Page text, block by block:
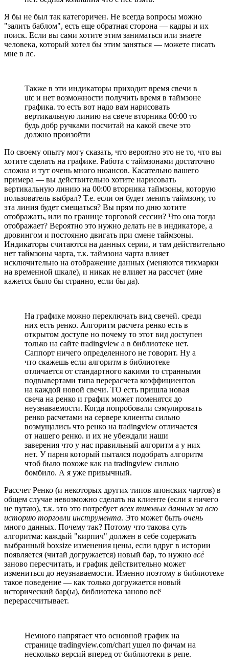
Я бы не был так категоричен. Не всегда вопросы можно
"залить баблом", есть еще обратная сторона — кадры и их
поиск. Если вы сами хотите этим заниматься или знаете
человека, который хотел бы этим заняться — можете писать
мне в лс.
Также в эти индикаторы приходит время свечи в
utc и нет возможности получить время в таймзоне
графика. то есть вот надо вам нарисовать
вертикальную линию на свече вторника 00:00 то
будь добр ручками посчитай на какой свече это
должно произойти
По своему опыту могу сказать, что вероятно это не то, что вы
хотите сделать на графике. Работа с таймзонами достаточно
сложна и тут очень много нюансов. Касательно вашего
примера — вы действительно хотите нарисовать
вертикальную линию на 00:00 вторника таймзоны, которую
пользователь выбрал? Т.е. если он будет менять таймзону, то
эта линия будет смещаться? Вы прям по дню хотите
отображать, или по границе торговой сессии? Что она тогда
отображает? Вероятно это нужно делать не в индикаторе, а
дровингом и постоянно двигать при смене таймзоны.
Индикаторы считаются на данных серии, и там действительно
нет таймзоны чарта, т.к. таймзона чарта влияет
исключительно на отображение данных (меняются тикмарки
на временной шкале), и никак не влияет на рассчет (мне
кажется было бы странно, если бы да).
На графике можно переключать вид свечей. среди
них есть ренко. Алгоритм расчета ренко есть в
открытом доступе но почему то этот вид доступен
только на сайте tradingview а в библиотеке нет.
Саппорт ничего определенного не говорит. Ну а
что скажешь если алгоритм в библиотеке
отличается от стандартного какими то странными
подвывертами типа перерасчета коэффициентов
на каждой новой свечи. ТО есть пришла новая
свеча на ренко и график может поменятся до
неузнаваемости. Когда попробовали сэмулировать
ренко расчетами на сервере клиенты сильно
возмущались что ренко на tradingview отличается
от нашего ренко. и их не убеждали наши
заверения что у нас правильный алгоритм а у них
нет. У парня который пытался подобрать алгоритм
чтоб было похоже как на tradingview сильно
бомбило. А я уже привычный.
Рассчет Ренко (и некоторых других типов японских чартов) в
общем случае невозможно сделать на клиенте (если я ничего
не путаю), т.к. это это потребует всех тиковых данных за всю
историю торговли инструмента. Это может быть очень
много данных. Почему так? Потому что такова суть
алгоритма: каждый "кирпич" должен в себе содержать
выбранный boxsize изменения цены, если вдруг в истории
появляется (читай догружается) новый бар, то нужно всё
заново пересчитать, и график действительно может
измениться до неузнаваемости. Именно поэтому в библиотеке
такое поведение — как только догружается новый
исторический бар(ы), библиотека заново всё
перерассчитывает.
Немного напрягает что основной график на
странице tradingview.com/chart ушел по фичам на
несколько версий вперед от библиотеки в репе.